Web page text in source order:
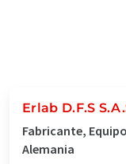
Erlab D.F.S
Fabricante,
Alemania